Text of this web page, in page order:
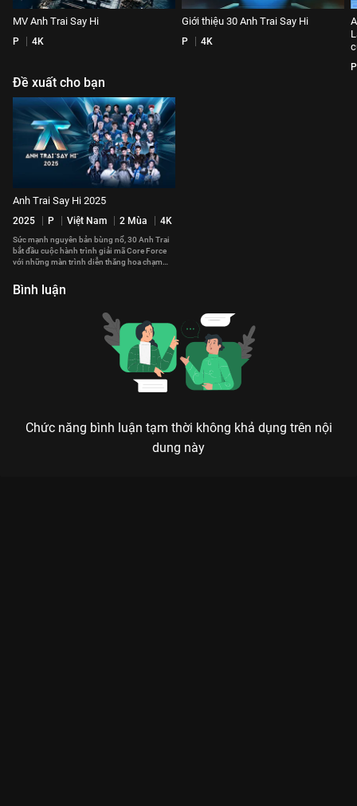
MV Anh Trai Say Hi
P 4K
Giới thiệu 30 Anh Trai Say Hi
P 4K
P
Đề xuất cho bạn
Anh Trai Say Hi 2025
2025 P Việt Nam 2 Mùa 4K
Sức mạnh nguyên bản bùng nổ, 30 Anh Trai
bắt đầu cuộc hành trình giải mã Core Force
với những màn trình diễn thăng hoa chạm
Bình luận
Chức năng bình luận tạm thời không khả dụng trên nội
dung này